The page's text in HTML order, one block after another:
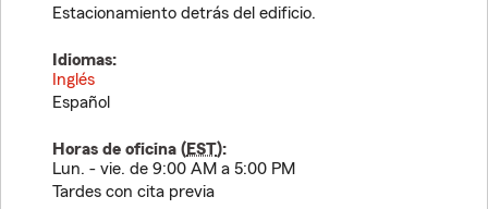
Estacionamiento detrás del edificio.
Idiomas:
Inglés
Español
Horas de oficina (EST):
Lun. - vie. de 9:00 AM a 5:00 PM
Tardes con cita previa